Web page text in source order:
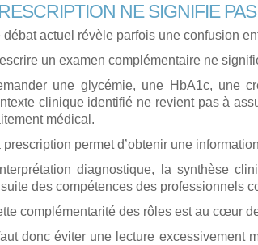
NE SIGNIFIE
débat actuel révèle parfois une confusion
un examen complémentaire ne
une glycémie, une HbA1c, une
clinique identifié ne revient pas à
médical.
prescription permet d’obtenir une
diagnostique, la synthèse
des compétences des professionnels
complémentarité des rôles est au cœur
donc éviter une lecture excessivement